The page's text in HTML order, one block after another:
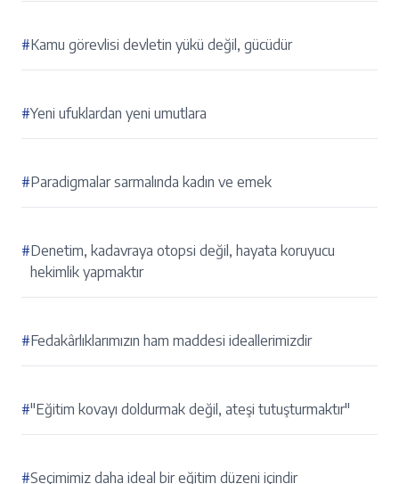
#Kamu görevlisi devletin yükü değil, gücüdür
#Yeni ufuklardan yeni umutlara
#Paradigmalar sarmalında kadın ve emek
#Denetim, kadavraya otopsi değil, hayata koruyucu
hekimlik yapmaktır
#Fedakârlıklarımızın ham maddesi ideallerimizdir
#"Eğitim kovayı doldurmak değil, ateşi tutuşturmaktır"
#Seçimimiz daha ideal bir eğitim düzeni içindir